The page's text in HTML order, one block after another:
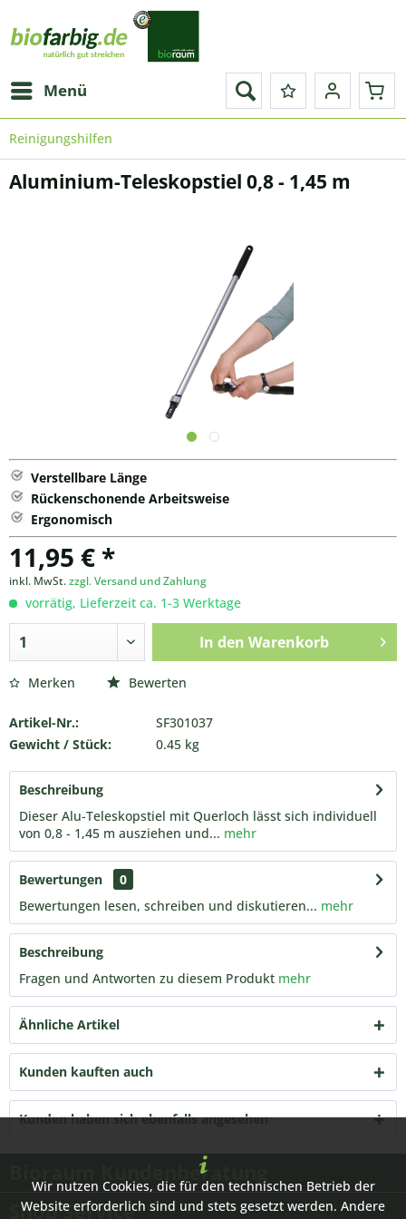
Menü
Reinigungshilfen
Aluminium-Teleskopstiel 0,8 - 1,45 m
Verstellbare Länge
Rückenschonende Arbeitsweise
Ergonomisch
11,95 € *
inkl. MwSt.zzgl. Versand und Zahlung
vorrätig, Lieferzeit ca. 1-3 Werktage
In den Warenkorb
Merken Bewerten
Artikel-Nr.:
SF301037
Gewicht / Stück:
0.45 kg
Beschreibung
Dieser Alu-Teleskopstiel mit Querloch lässt sich individuell
von 0,8 - 1,45 m ausziehen und... mehr
Bewertungen
0
Bewertungen lesen, schreiben und diskutieren... mehr
Beschreibung
Fragen und Antworten zu diesem Produkt mehr
Ähnliche Artikel
Kunden kauften auch
Kunden haben sich ebenfalls angesehen
Bioraum Kundenberatung
Shop Service
Wir nutzen Cookies, die für den technischen Betrieb der
Website erforderlich sind und stets gesetzt werden. Andere